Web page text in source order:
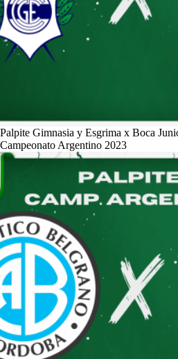
Palpite Gimnasia y Esgrima x Boca
Campeonato Argentino 2023